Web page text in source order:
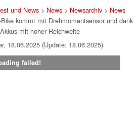
und News> News> Newsarchiv> News
kommt mit Drehmomentsensor und dank
mit hoher Reichweite
18.06.2025 (Update: 18.06.2025)
failed!